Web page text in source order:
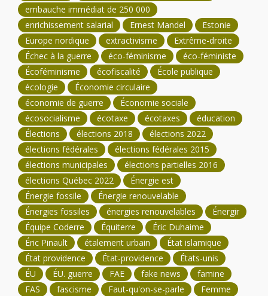
embauche immédiat de 250 000
enrichissement salarial
Ernest Mandel
Estonie
Europe nordique
extractivisme
Extrême-droite
Échec à la guerre
éco-féminisme
éco-féministe
Écoféminisme
écofiscalité
École publique
écologie
Économie circulaire
économie de guerre
Économie sociale
écosocialisme
écotaxe écotaxes
éducation
Élections
élections 2018
élections 2022
élections fédérales
élections fédérales 2015
élections municipales
élections partielles 2016
élections Québec 2022
Énergie est
Énergie fossile
Énergie renouvelable
Énergies fossiles
énergies renouvelables
Énergir
Équipe Coderre
Équiterre
Éric Duhaime
Éric Pinault
étalement urbain
État islamique
État providence
État-providence
États-unis
ÉU
ÉU. guerre FAE fake news
famine
FAS
fascisme Faut-qu'on-se-parle
Femme